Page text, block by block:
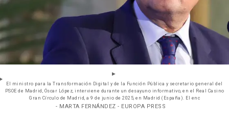
El ministro para la Transformación Digital y de la Función Pública y secretario general del
PSOE de Madrid, Óscar López, interviene durante un desayuno informativo, en el Real Casino
Gran Círculo de Madrid, a 9 de junio de 2025, en Madrid (España). El enc
- MARTA FERNÁNDEZ - EUROPA PRESS